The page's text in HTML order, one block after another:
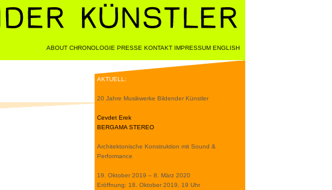
ABOUT CHRONOLOGIE PRESSE KONTAKT IMPRESSUM ENGLISH
AKTUELL:
20 Jahre Musikwerke Bildender Künstler
Cevdet Erek
BERGAMA STEREO
Architektonische Konstruktion mit Sound &
Performance
19. Oktober 2019 – 8. März 2020
Eröffnung: 18. Oktober 2019, 19 Uhr